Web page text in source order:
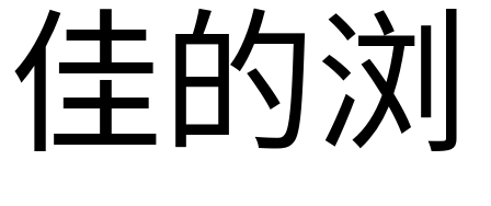
佳的浏